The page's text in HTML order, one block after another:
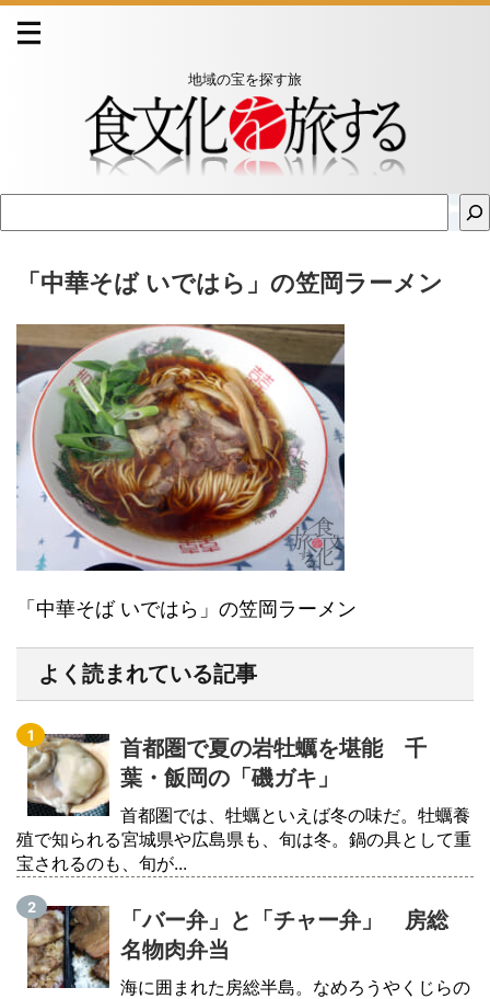
地域の宝を探す旅
「中華そば いではら」の笠岡ラーメン
「中華そば いではら」の笠岡ラーメン
よく読まれている記事
首都圏で夏の岩牡蠣を堪能 千
葉・飯岡の「磯ガキ」
首都圏では、牡蠣といえば冬の味だ。牡蠣養
殖で知られる宮城県や広島県も、旬は冬。鍋の具として重
宝されるのも、旬が...
「バー弁」と「チャー弁」 房総
名物肉弁当
海に囲まれた房総半島。なめろうやくじらの